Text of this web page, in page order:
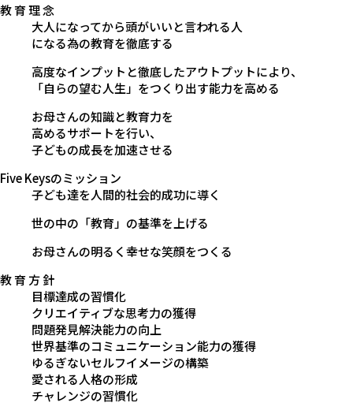
教 育 理 念
大人になってから頭がいいと言われる人
になる為の教育を徹底する
高度なインプットと徹底したアウトプットにより、
「自らの望む人生」をつくり出す能力を高める
お母さんの知識と教育力を
高めるサポートを行い、
子どもの成長を加速させる
Five Keysのミッション
子ども達を人間的社会的成功に導く
世の中の「教育」の基準を上げる
お母さんの明るく幸せな笑顔をつくる
教 育 方 針
目標達成の習慣化
クリエイティブな思考力の獲得
問題発見解決能力の向上
世界基準のコミュニケーション能力の獲得
ゆるぎないセルフイメージの構築
愛される人格の形成
チャレンジの習慣化